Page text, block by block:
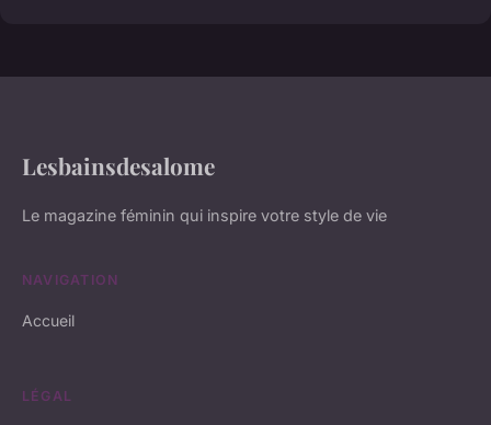
Lesbainsdesalome
Le magazine féminin qui inspire votre style de vie
NAVIGATION
Accueil
LÉGAL